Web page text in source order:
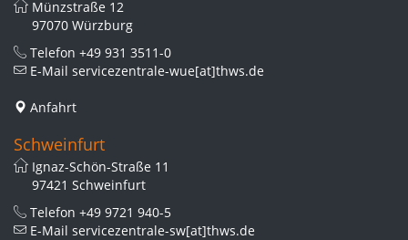
Münzstraße 12
97070 Würzburg
Telefon +49 931 3511-0
E-Mail servicezentrale-wue[at]thws.de
Anfahrt
Schweinfurt
Ignaz-Schön-Straße 11
97421 Schweinfurt
Telefon +49 9721 940-5
E-Mail servicezentrale-sw[at]thws.de